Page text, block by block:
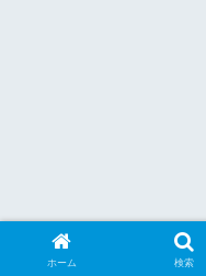
ホーム 検索